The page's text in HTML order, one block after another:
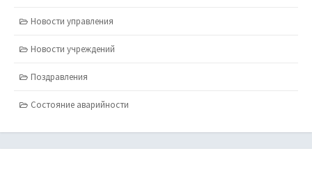
Новости управления
Новости учреждений
Поздравления
Состояние аварийности